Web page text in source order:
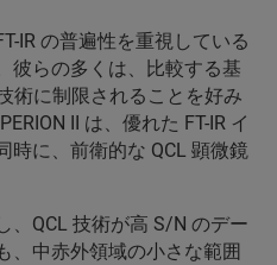
IR の普遍性を重視している
彼らの多くは、比較する基
術に制限されることを好み
II は、優れた FT-IR イ
時に、前衛的な QCL 顕微鏡
、QCL 技術が高 S/N のデー
、中赤外領域の小さな範囲